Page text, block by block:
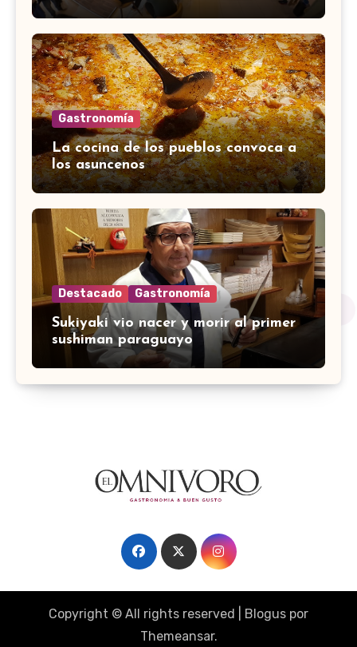
Gastronomía
La cocina de los pueblos convoca a
los asuncenos
Destacado Gastronomía
Sukiyaki vio nacer y morir al primer
sushiman paraguayo
Copyright © All rights reserved Blogus por
Themeansar.